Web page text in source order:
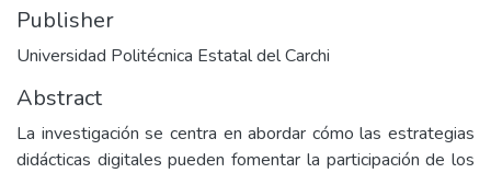
Publisher
Universidad Politécnica Estatal del Carchi
Abstract
La investigación se centra en abordar cómo las estrategias
didácticas digitales pueden fomentar la participación de los